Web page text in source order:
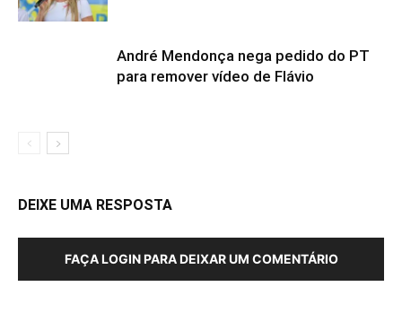
André Mendonça nega pedido do PT
para remover vídeo de Flávio
DEIXE UMA RESPOSTA
FAÇA LOGIN PARA DEIXAR UM COMENTÁRIO